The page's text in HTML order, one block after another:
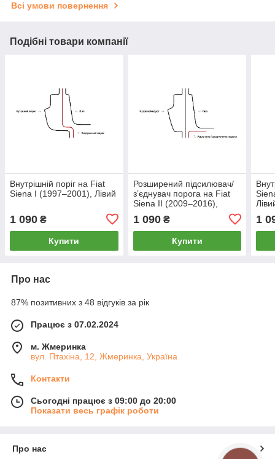
Всі умови повернення
Подібні товари компанії
Внутрішній поріг на Fiat
Siena I (1997–2001), Лівий
1 090 ₴
Купити
Розширений підсилювач/
зʼєднувач порога на Fiat
Siena II (2009–2016),
1 090₴
Купити
1
Про нас
87% позитивних з 48 відгуків за рік
Працює з 07.02.2024
м. Жмеринка
вул. Птахіна, 12, Жмеринка, Україна
Контакти
Сьогодні працює з 09:00 до 20:00
Показати весь графік роботи
Про нас